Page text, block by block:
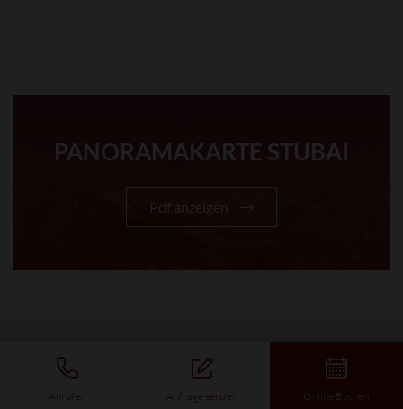
Online Buchen
Anfrage senden
Anrufen
PANORAMAKARTE STUBAI
Pdf anzeigen